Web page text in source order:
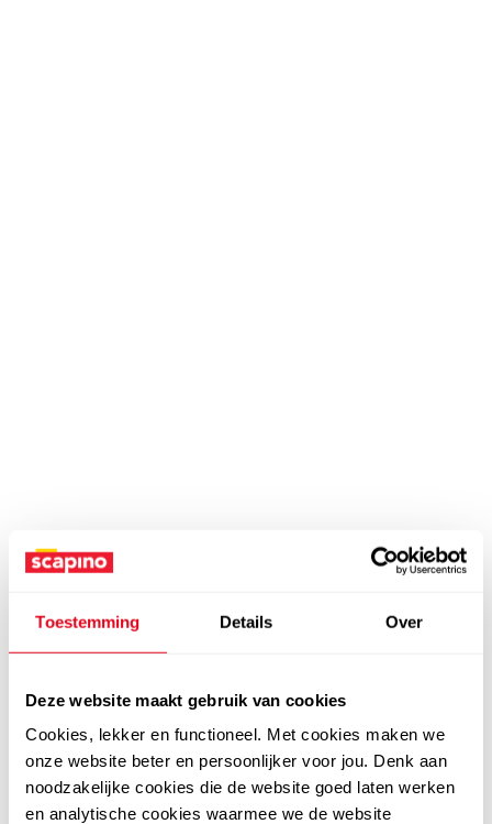
Toestemming Details Over
Deze website maakt gebruik van cookies
Cookies, lekker en functioneel. Met cookies maken we
onze website beter en persoonlijker voor jou. Denk aan
noodzakelijke cookies die de website goed laten werken
en analytische cookies waarmee we de website